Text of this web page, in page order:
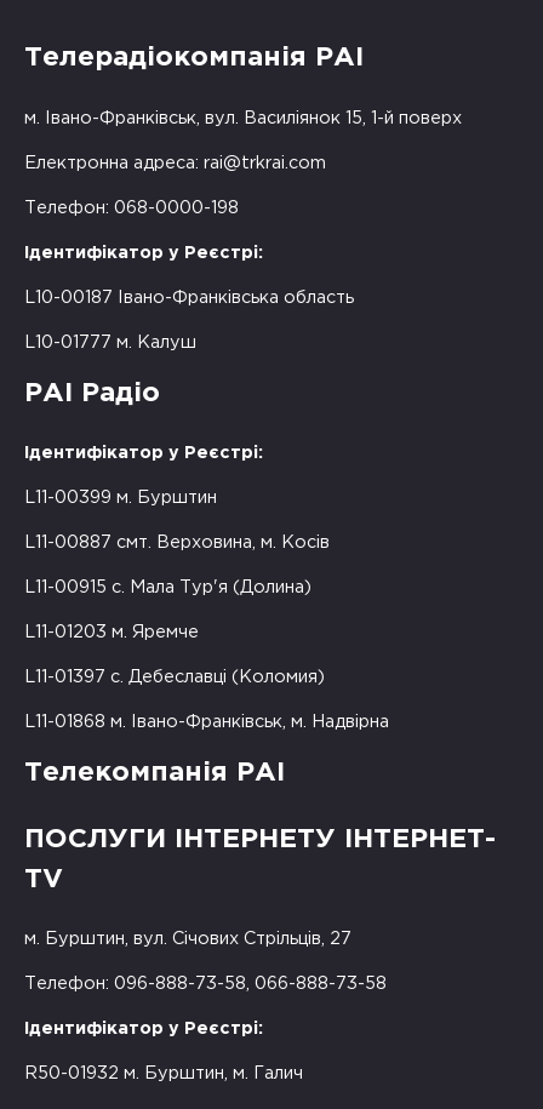
Телерадіокомпанія РАІ
м. Івано-Франківськ, вул. Василіянок 15, 1-й поверх
Електронна адреса: rai@trkrai.com
Телефон: 068-0000-198
Ідентифікатор у Реєстрі:
L10-00187 Івано-Франківська область
L10-01777 м. Калуш
РАІ Радіо
Ідентифікатор у Реєстрі:
L11-00399 м. Бурштин
L11-00887 смт. Верховина, м. Косів
L11-00915 с. Мала Тур'я (Долина)
L11-01203 м. Яремче
L11-01397 с. Дебеславці (Коломия)
L11-01868 м. Івано-Франківськ, м. Надвірна
Телекомпанія РАІ
ПОСЛУГИ ІНТЕРНЕТУ ІНТЕРНЕТ-
TV
м. Бурштин, вул. Січових Стрільців, 27
Телефон: 096-888-73-58, 066-888-73-58
Ідентифікатор у Реєстрі:
R50-01932 м. Бурштин, м. Галич